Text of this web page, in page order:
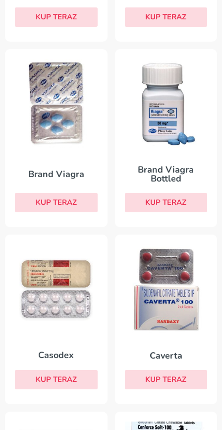
KUP TERAZ KUP TERAZ
Brand Viagra
KUP TERAZ
Brand Viagra
Bottled
KUP TERAZ
Casodex
KUP TERAZ
Caverta
KUP TERAZ